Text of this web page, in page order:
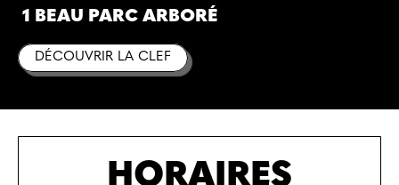
1 BEAU PARC ARBORÉ
DÉCOUVRIR LA CLEF
HORAIRES